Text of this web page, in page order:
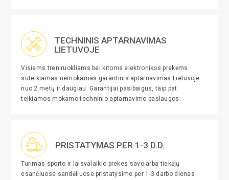
TECHNINIS APTARNAVIMAS
LIETUVOJE
Visiems treniruokliams bei kitoms elektronikos prekėms
suteikiamas nemokamas garantinis aptarnavimas Lietuvoje
nuo 2 metų ir daugiau. Garantijai pasibaigus, taip pat
teikiamos mokamo techninio aptarnavimo paslaugos.
PRISTATYMAS PER 1-3 D.D.
Turimas sporto ir laisvalaikio prekes savo arba tiekėjų
esančiuose sandėliuose pristatysime per 1-3 darbo dienas